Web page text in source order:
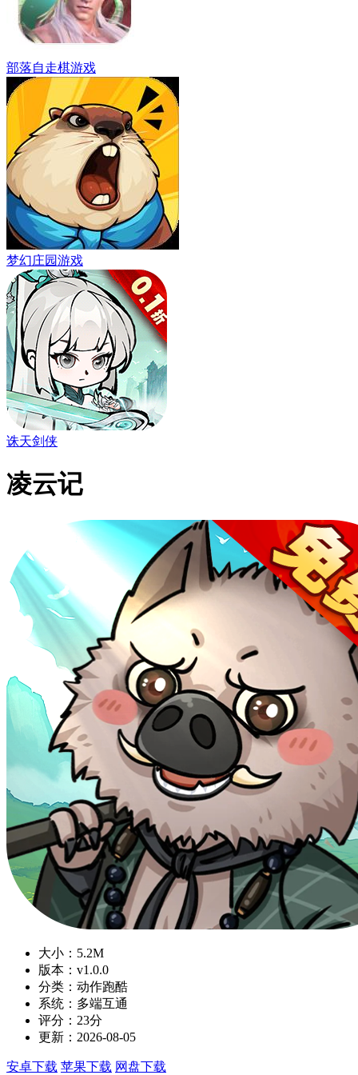
部落自走棋游戏
梦幻庄园游戏
诛天剑侠
凌云记
大小：5.2M
版本：v1.0.0
分类：动作跑酷
系统：多端互通
评分：23分
更新：2026-08-05
安卓下载 苹果下载 网盘下载